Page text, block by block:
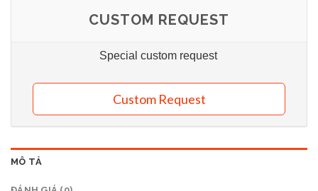
CUSTOM REQUEST
Special custom request
Custom Request
MÔ TẢ